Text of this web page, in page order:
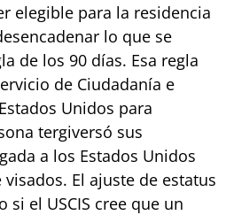
elegible para la residencia
lo que se
de los 90 días. Esa regla
de Ciudadanía e
Unidos para
tergiversó sus
a los Estados Unidos
El ajuste de estatus
si el USCIS cree que un